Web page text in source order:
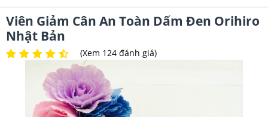
Viên Giảm Cân An Toàn Dấm Đen Orihiro
Nhật Bản
(Xem 124 đánh giá)